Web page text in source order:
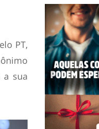
PT,
a sua